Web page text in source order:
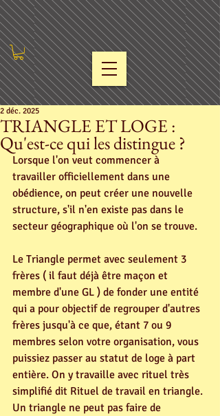
TRIANGLE ET LOGE :
Qu'est-ce qui les distingue ?
2 déc. 2025
Lorsque l'on veut commencer à
travailler officiellement dans une
obédience, on peut créer une nouvelle
structure, s'il n'en existe pas dans le
secteur géographique où l'on se trouve.
Le Triangle permet avec seulement 3
frères ( il faut déjà être maçon et
membre d'une GL ) de fonder une entité
qui a pour objectif de regrouper d'autres
frères jusqu'à ce que, étant 7 ou 9
membres selon votre organisation, vous
puissiez passer au statut de loge à part
entière. On y travaille avec rituel très
simplifié dit Rituel de travail en triangle.
Un triangle ne peut pas faire de